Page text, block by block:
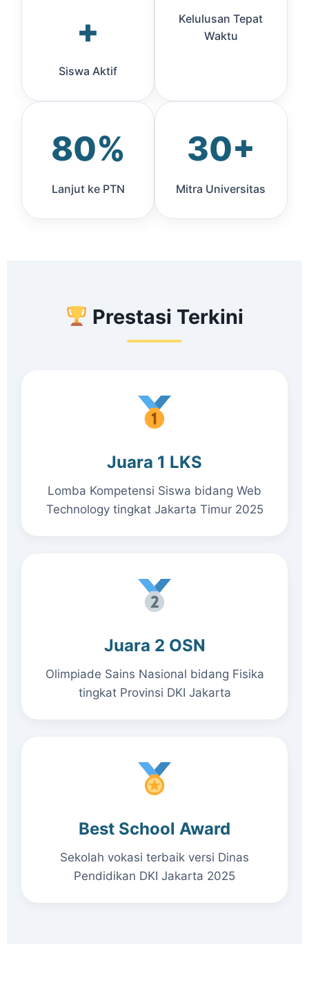
+
Siswa Aktif
Kelulusan Tepat
Waktu
80%
Lanjut ke PTN
30+
Mitra Universitas
Prestasi Terkini
Juara 1 LKS
Lomba Kompetensi Siswa bidang Web
Technology tingkat Jakarta Timur 2025
Juara 2 OSN
Olimpiade Sains Nasional bidang Fisika
tingkat Provinsi DKI Jakarta
Best School Award
Sekolah vokasi terbaik versi Dinas
Pendidikan DKI Jakarta 2025